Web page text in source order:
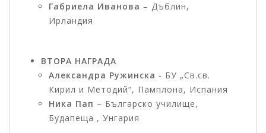
Габриела Иванова – Дъблин,
Ирландия
ВТОРА НАГРАДА
Александра Ружинска - БУ „Св.св.
Кирил и Методий“, Памплона, Испания
Ника Пап – Българско училище,
Будапеща , Унгария